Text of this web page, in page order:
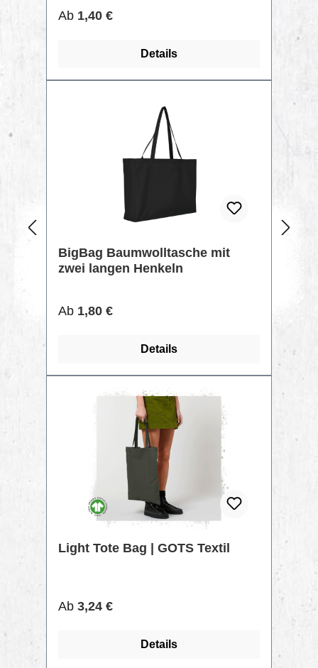
Regulärer Preis:
Ab 1,40 €
Details
BigBag Baumwolltasche mit
zwei langen Henkeln
Regulärer Preis:
Ab 1,80 €
Details
Light Tote Bag | GOTS Textil
Regulärer Preis:
Ab 3,24 €
Details